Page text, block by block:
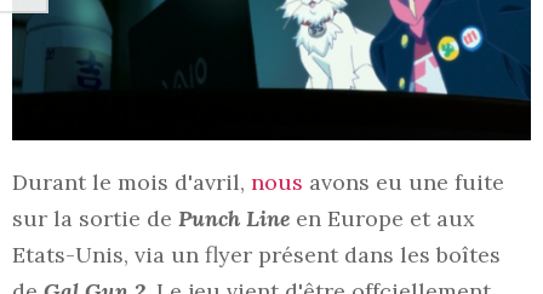
Durant le mois d'avril, nous avons eu une fuite
sur la sortie de Punch Line en Europe et aux
Etats-Unis, via un flyer présent dans les boîtes